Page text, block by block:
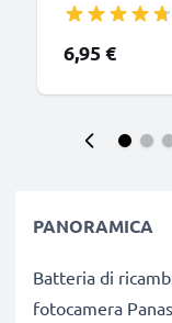
6,95 €
PANORAMICA
Batteria di
fotocamera